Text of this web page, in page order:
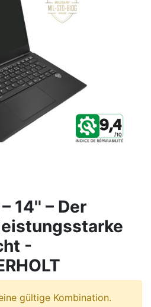
14'' – Der
-
gültige Kombination.